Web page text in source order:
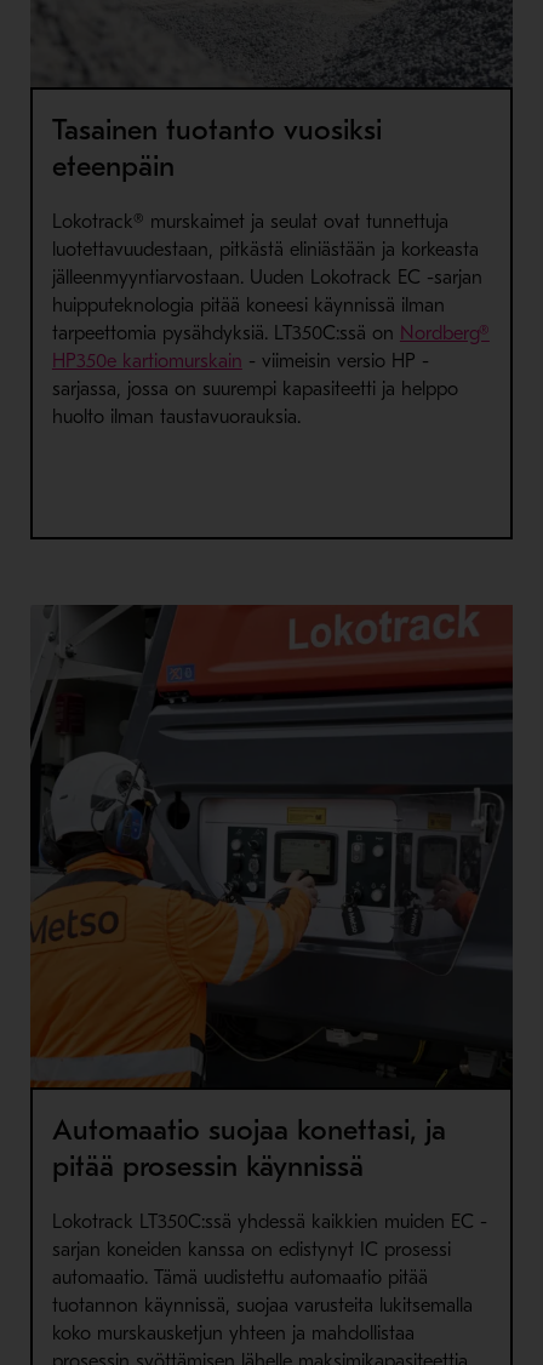
Tasainen tuotanto vuosiksi
eteenpäin
Lokotrack® murskaimet ja seulat ovat tunnettuja
luotettavuudestaan, pitkästä eliniästään ja korkeasta
jälleenmyyntiarvostaan. Uuden Lokotrack EC -sarjan
huipputeknologia pitää koneesi käynnissä ilman
tarpeettomia pysähdyksiä. LT350C:ssä on Nordberg®
HP350e kartiomurskain- Avaa uudessa ikkunassa
- viimeisin versio HP -
sarjassa, jossa on suurempi kapasiteetti ja helppo
huolto ilman taustavuorauksia.
Automaatio suojaa konettasi, ja
pitää prosessin käynnissä
Lokotrack LT350C:ssä yhdessä kaikkien muiden EC -
sarjan koneiden kanssa on edistynyt IC prosessi
automaatio. Tämä uudistettu automaatio pitää
tuotannon käynnissä, suojaa varusteita lukitsemalla
koko murskausketjun yhteen ja mahdollistaa